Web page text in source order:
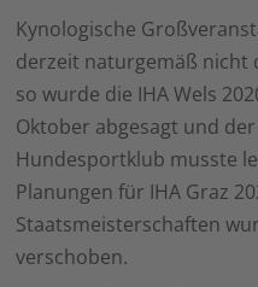
Kynologische
derzeit naturgemäß nicht
so wurde die IHA Wels
Oktober abgesagt und
Hundesportklub musste
Planungen für IHA Graz
Staatsmeisterschaften
verschoben.